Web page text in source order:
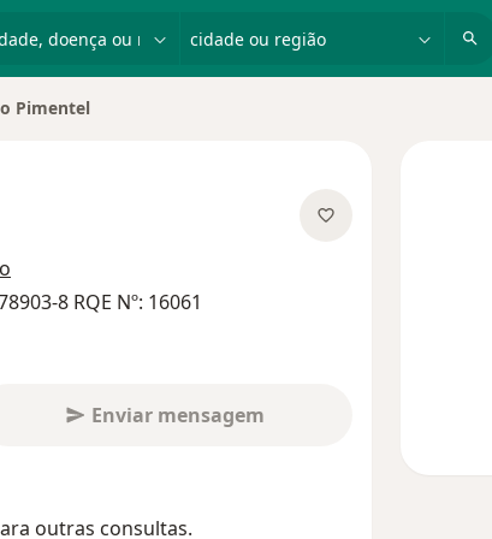
Pimentel
8 RQE Nº: 16061
Enviar mensagem
outras consultas.